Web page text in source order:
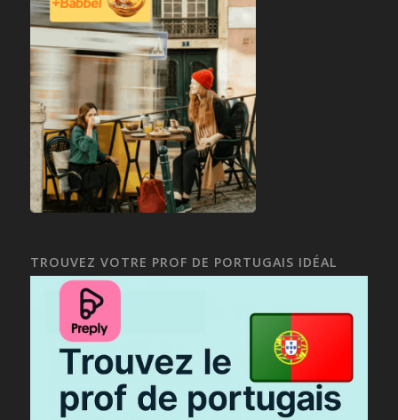
TROUVEZ VOTRE PROF DE PORTUGAIS IDÉAL